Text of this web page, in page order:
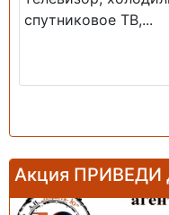
спутниковое ТВ,...
Акция ПРИВЕДИ